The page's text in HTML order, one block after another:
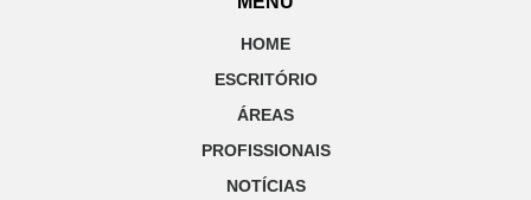
HOME
ESCRITÓRIO
ÁREAS
PROFISSIONAIS
NOTÍCIAS